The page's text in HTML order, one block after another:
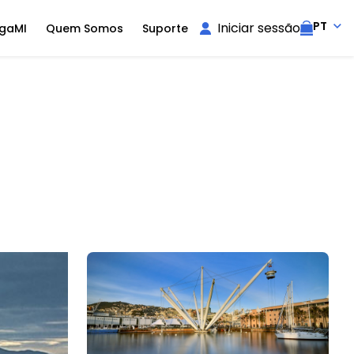
Quem Somos Suporte Iniciar sessão PT